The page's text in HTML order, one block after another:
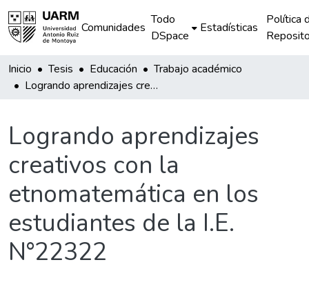
Comunidades
Todo
DSpace
Estadísticas
Política
Inicio Tesis Educación
Trabajo académico
Logrando aprendizajes creativos con la etnomatemática en los estudiantes de la I.E. N°22322
Logrando aprendizajes
creativos con la
etnomatemática en los
estudiantes de la I.E.
N°22322